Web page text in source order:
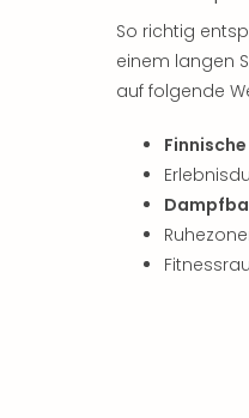
So richtig
einem langen
auf folgende